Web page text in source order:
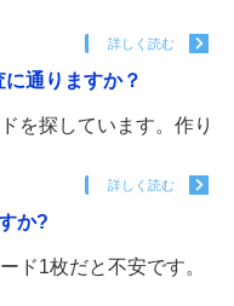
詳しく読む
通りますか？
を探しています。作り
詳しく読む
か?
ド1枚だと不安です。